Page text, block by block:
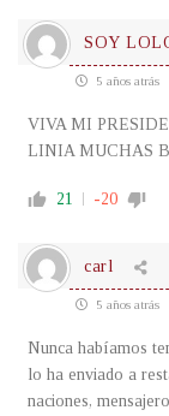
SOY
5 años atrás
VIVA MI
LINIA MUCHAS
21 -20
carl
5 años atrás
Nunca habíamos
lo ha enviado a
naciones,